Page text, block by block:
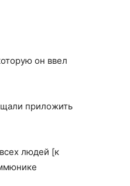
он ввел
приложить
людей [к